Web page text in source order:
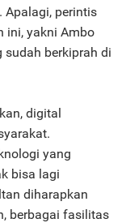
Apalagi, perintis
ini, yakni Ambo
sudah berkiprah di
digital
yang
bisa lagi
diharapkan
berbagai fasilitas